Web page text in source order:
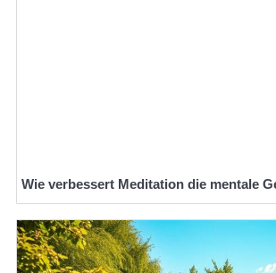
Wie verbessert Meditation die mentale